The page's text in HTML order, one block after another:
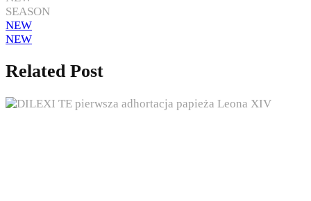
SEASON
NEW
NEW
Related Post